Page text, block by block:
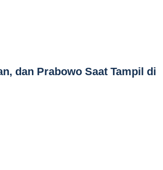
dan Prabowo Saat Tampil di